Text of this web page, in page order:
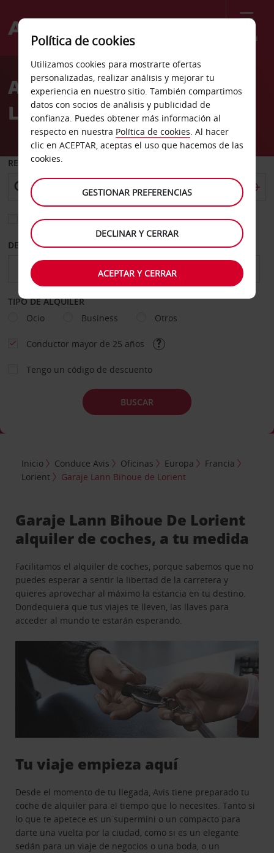
Menú
Welcome
AvisAlquiler de coches Garaje
Lann Bihoue de Lorient
RECOGER EN
Elegir otra oficina de devolución
DESDE HASTA
TIPO DE ALQUILER
Ocio
Business Otros
Conductor mayor de 25 años
Tengo un código de descuento
BUSCAR
Inicio Conduce Avis Oficinas Europa
Francia
Lorient
Garaje Lann Bihoue de Lorient
Garaje Lann Bihoue De Lorient
alquiler de coches, a tu medida
Facilitamos el alquiler de coches, porque sabemos que no
puedes esperar a sentir la libertad de la carretera y
quieres aprovechar al máximo la estancia en tu destino.
Dondequiera que tus viajes te lleven, las llaves para
acceder al mundo te estarán esperando.
Tu viaje empieza aquí
Desde el momento de tu llegada, Avis tiene preparado tu
coche de alquiler para el tiempo que lo necesites. Tanto si
lo que te apetece es un supermini o un compacto para
darte una vuelta por la ciudad, como si es un elegante
sedán para un viaje de negocios o una boda, o un
Política de cookies
Utilizamos cookies para mostrarte ofertas
personalizadas, realizar análisis y mejorar tu
experiencia en nuestro sitio. También compartimos
datos con socios de análisis y publicidad de
confianza. Puedes obtener más información al
respecto en nuestra Política de cookies. Al hacer
clic en ACEPTAR, aceptas el uso que hacemos de las
cookies.
GESTIONAR PREFERENCIAS
DECLINAR Y CERRAR
ACEPTAR Y CERRAR